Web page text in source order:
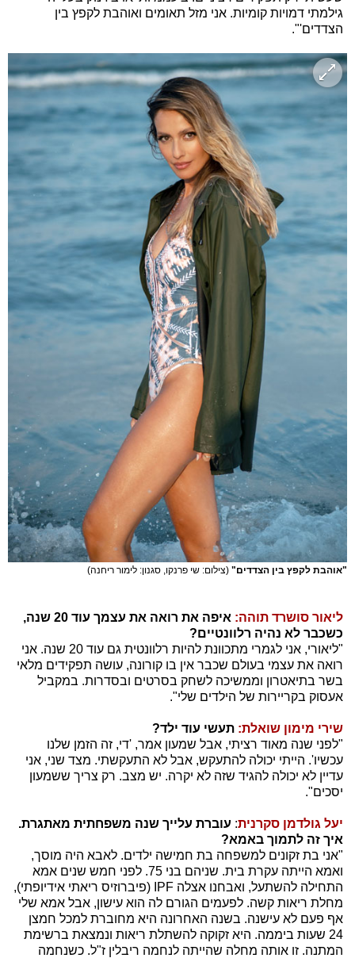
גילמתי דמויות קומיות. אני מזל תאומים ואוהבת לקפץ בין
הצדדים'".
"אוהבת לקפץ בין הצדדים" (צילום: שי פרנקו, סגנון: לימור ריחנה)
ליאור סושרד תוהה:
איפה את רואה את עצמך עוד 20 שנה,
כשכבר לא נהיה רלוונטיים?
"ליאורי, אני לגמרי מתכוונת להיות רלוונטית גם עוד 20 שנה. אני
רואה את עצמי בעולם שכבר אין בו קורונה, עושה תפקידים מלאי
בשר בתיאטרון וממשיכה לשחק בסרטים ובסדרות. במקביל
אעסוק בקריירות של הילדים שלי".
שירי מימון שואלת: תעשי עוד ילד?
"לפני שנה מאוד רציתי, אבל שמעון אמר, 'די, זה הזמן שלנו
עכשיו'. הייתי יכולה להתעקש, אבל לא התעקשתי. מצד שני, אני
עדיין לא יכולה להגיד שזה לא יקרה. יש מצב. רק צריך ששמעון
יסכים".
יעל גולדמן סקרנית: עוברת עלייך שנה משפחתית מאתגרת.
איך זה לתמוך באמא?
"אני בת זקונים למשפחה בת חמישה ילדים. לאבא היה מוסך,
ואמא הייתה עקרת בית. שניהם בני 75. לפני חמש שנים אמא
התחילה להשתעל, ואבחנו אצלה IPF (פיברוזיס ריאתי אידיופתי),
מחלת ריאות קשה. לפעמים הגורם לה הוא עישון, אבל אמא שלי
אף פעם לא עישנה. בשנה האחרונה היא מחוברת למכל חמצן
24 שעות ביממה. היא זקוקה להשתלת ריאות ונמצאת ברשימת
המתנה. זו אותה מחלה שהייתה לנחמה ריבלין ז"ל. כשנחמה